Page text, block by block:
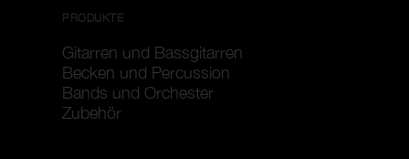
Filter löschen
PRODUKTE
Gitarren und Bassgitarren
Becken und Percussion
Bands und Orchester
Zubehör